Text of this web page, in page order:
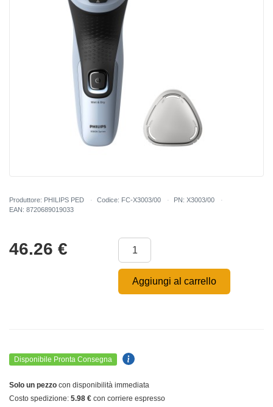
Produttore: PHILIPS PED Codice: FC-X3003/00
PN: X3003/00
EAN: 8720689019033
46.26 €
Aggiungi al carrello
Disponibile Pronta Consegna
Solo un pezzo con disponibilità immediata
Costo spedizione: 5.98 € con corriere espresso